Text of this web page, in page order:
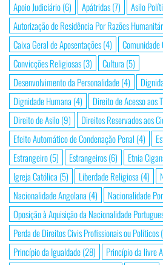
Apoio Judiciário(6) Apátridas(7) Asilo
Autorização de Residência Por Razões
Caixa Geral de Aposentações(4) Comunidade
Convicções Religiosas(3) Cultura (5)
Desenvolvimento da Personalidade(4)
Dignidade Humana (4) Direito de Acesso aos
Direito de Asilo(9) Direitos Reservados aos
Efeito Automático de Condenação Penal (4)
Estrangeiro(5) Estrangeiros(6) Etnia
Igreja Católica (5) Liberdade Religiosa (4)
Nacionalidade Angolana (4) Nacionalidade
Oposição à Aquisição da Nacionalidade
Perda de Direitos Civis Profissionais ou Políticos
Princípio da Igualdade(28) Princípio da livre